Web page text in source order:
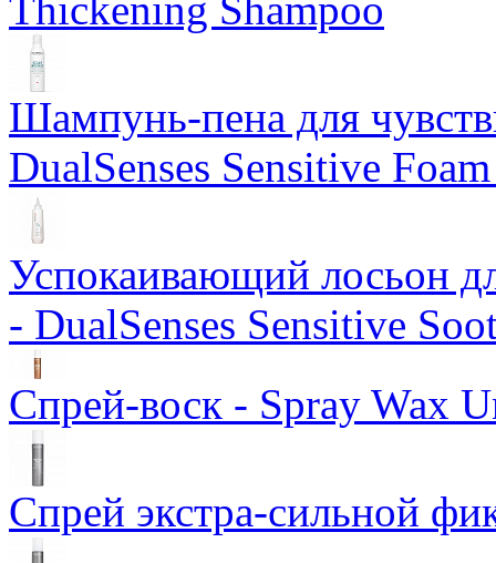
Шампунь-пена для
DualSenses Sensitive
Успокаивающий лосьон
- DualSenses Sensitive
Спрей-воск - Spray Wax
Спрей экстра-сильной